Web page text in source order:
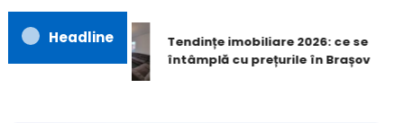
Headline
Tendințe imobiliare 2026: ce se
întâmplă cu prețurile în Brașov